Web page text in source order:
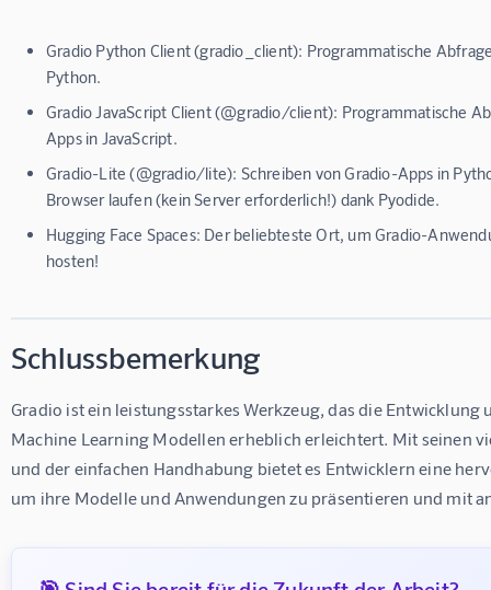
Gradio Python Client (gradio_client): Programmatische
Python.
Gradio JavaScript Client (@gradio/client): Programmatische
Apps in JavaScript.
Gradio-Lite (@gradio/lite): Schreiben von Gradio-Apps in
Browser laufen (kein Server erforderlich!) dank Pyodide.
Hugging Face Spaces: Der beliebteste Ort, um Gradio-
hosten!
Schlussbemerkung
Gradio ist ein leistungsstarkes Werkzeug, das die
Machine Learning Modellen erheblich erleichtert. Mit seinen
und der einfachen Handhabung bietet es Entwicklern eine
um ihre Modelle und Anwendungen zu präsentieren und mit